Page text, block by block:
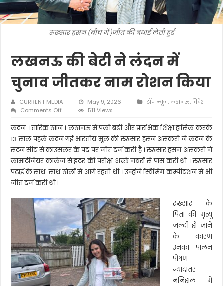
रुख्सार हसन (बीच में )जीत की बधाई लेती हुई
लखनऊ की बेटी ने लंदन में
चुनाव जीतकर नाम रोशन किया
CURRENT MEDIA May 9, 2026 टॉप न्यूज़,लखनऊ,विदेश
Comments Off
की
बेटी
ने
लंदन
में
चुनाव
किया
511 Views
लंदन । तारिक़ खान । लखनऊ में पली बढ़ी और प्रारंभिक शिक्षा हासिल करके
13 साल पहले लंदन गई भारतीय मूल की रुख्सार हसन असकरी ने लंदन के
सटन सीट से काउंसलर के पद पर जीत दर्ज करी है । रुख्सार हसन असकरी ने
लामार्टनियर कालेज से इंटर की परीक्षा अच्छे नंबरों से पास करी थी । रुख्सार
पढ़ाई के साथ-साथ खेलों में आगे रहती थी । उन्होने स्विमिंग कम्पीटशन में भी
जीत दर्ज करी थी।
रुख्सार के
पिता की मृत्यु
जल्दी हो जाने
के कारण
उनका पालन
पोषण
ज्यादातर
ननिहाल में